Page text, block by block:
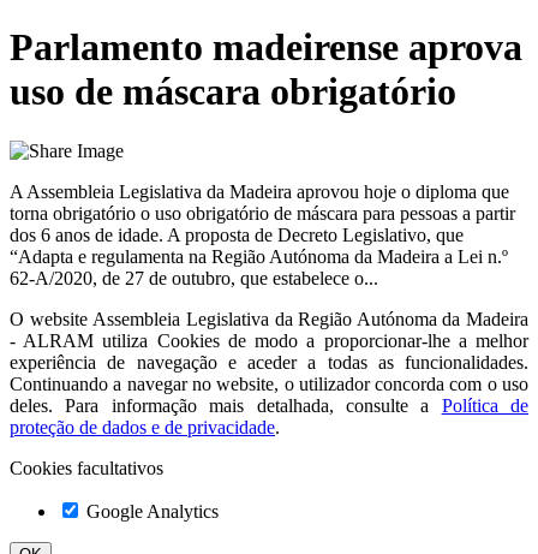
Parlamento madeirense aprova
uso de máscara obrigatório
A Assembleia Legislativa da Madeira aprovou hoje o diploma que
torna obrigatório o uso obrigatório de máscara para pessoas a partir
dos 6 anos de idade. A proposta de Decreto Legislativo, que
“Adapta e regulamenta na Região Autónoma da Madeira a Lei n.º
62-A/2020, de 27 de outubro, que estabelece o...
O website Assembleia Legislativa da Região Autónoma da Madeira
- ALRAM utiliza Cookies de modo a proporcionar-lhe a melhor
experiência de navegação e aceder a todas as funcionalidades.
Continuando a navegar no website, o utilizador concorda com o uso
deles. Para informação mais detalhada, consulte a
Política de
proteção de dados e de privacidade.
Cookies facultativos
Google Analytics